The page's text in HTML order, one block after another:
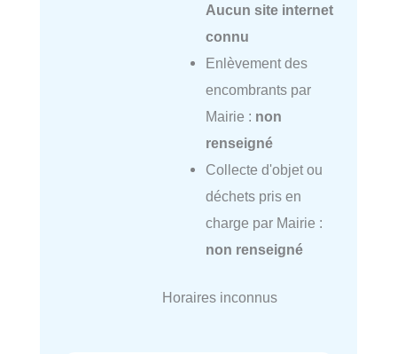
Aucun site internet
connu
Enlèvement des
encombrants par
Mairie : non
renseigné
Collecte d'objet ou
déchets pris en
charge par Mairie :
non renseigné
Horaires inconnus